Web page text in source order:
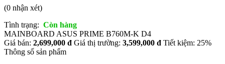
(0 nhận xét)
Tình trạng: Còn hàng
MAINBOARD ASUS PRIME B760M-K D4
Giá bán: 2,699,000 đ Giá thị trường: 3,599,000 đ Tiết kiệm: 25%
Thông số sản phẩm